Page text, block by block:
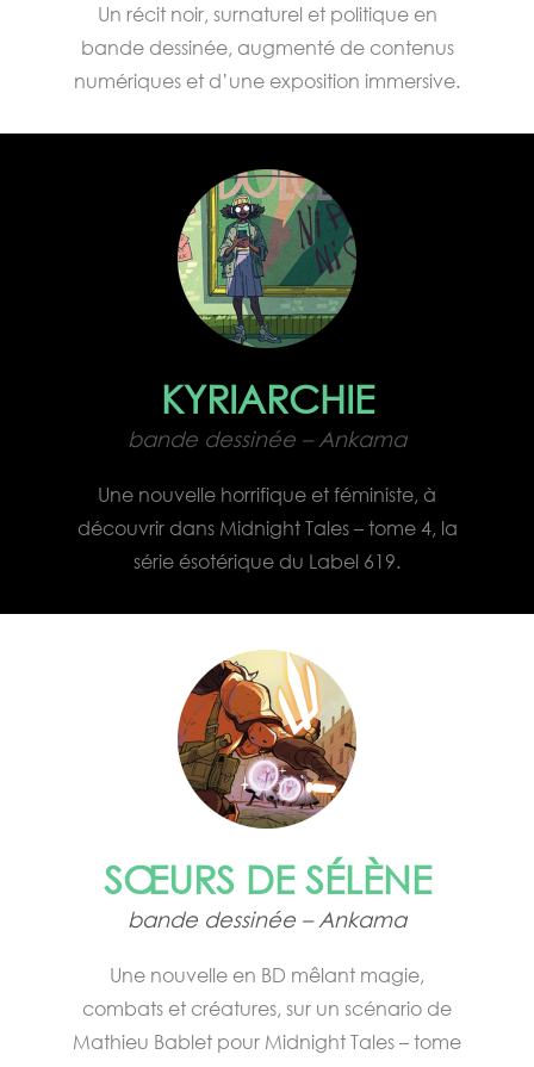
Un récit noir, surnaturel et politique en
bande dessinée, augmenté de contenus
numériques et d’une exposition immersive.
KYRIARCHIE
bande dessinée – Ankama
Une nouvelle horrifique et féministe, à
découvrir dans Midnight Tales – tome 4, la
série ésotérique du Label 619.
SŒURS DE SÉLÈNE
bande dessinée – Ankama
Une nouvelle en BD mêlant magie,
combats et créatures, sur un scénario de
Mathieu Bablet pour Midnight Tales – tome